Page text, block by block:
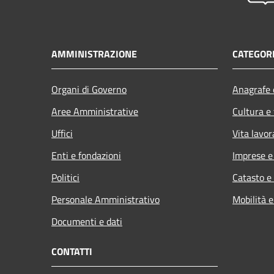
AMMINISTRAZIONE
Organi di Governo
Aree Amministrative
Uffici
Enti e fondazioni
Politici
Personale Amministrativo
Documenti e dati
Cultura
Vita
Imprese
Catasto
Mobilità
CONTATTI